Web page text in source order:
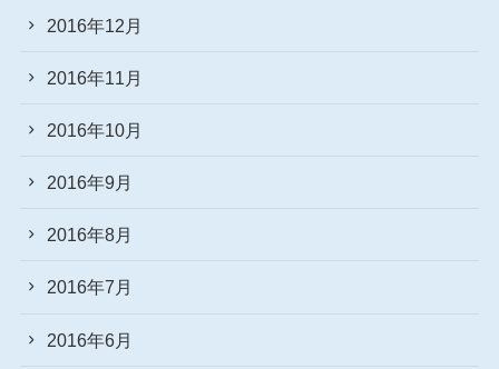
2016年12月
2016年11月
2016年10月
2016年9月
2016年8月
2016年7月
2016年6月